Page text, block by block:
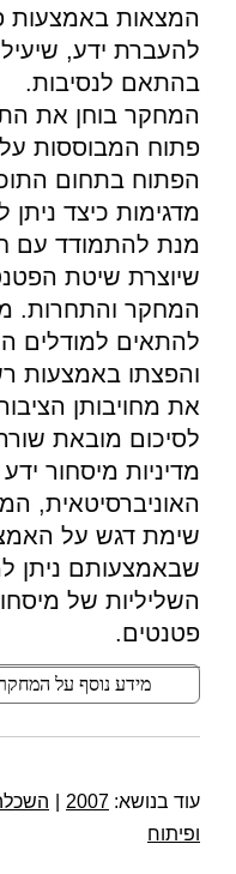
המצאות באמצעות
להעברת ידע,
בהתאם לנסיבות.
המחקר בוחן את
פתוח המבוססות
הפתוח בתחום
מדגימות כיצד
מנת להתמודד עם
שיוצרת שיטת
המחקר והתחרות.
להתאים למודלים
והפצתו באמצעות
את מחויבותן
לסיכום מובאת
מדיניות מיסחור
האוניברסיטאית,
שימת דגש על
שבאמצעותם ניתן
השליליות של
פטנטים.
מידע נוסף על
עוד בנושא: 2007
ופיתוח